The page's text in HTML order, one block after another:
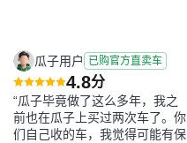
瓜子用户 已购官方直卖车
4.8分
“瓜子毕竟做了这么多年，我之
前也在瓜子上买过两次车了。你
们自己收的车，我觉得可能有保